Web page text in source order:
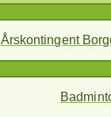
Årskontingent